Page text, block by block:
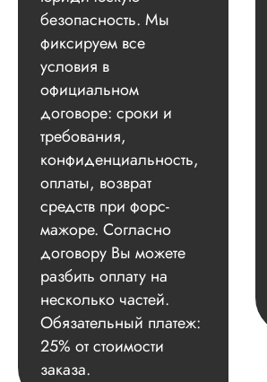
безопасность. Мы
фиксируем все
условия в
официальном
договоре: сроки и
требования,
конфиденциальность,
оплаты, возврат
средств при форс-
мажоре. Согласно
договору Вы можете
разбить оплату на
несколько частей.
Обязательный платеж:
25% от стоимости
заказа.